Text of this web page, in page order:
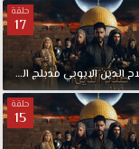
حلقة
17
الدينالايوبي مدبلجالحلقة
حلقة
15